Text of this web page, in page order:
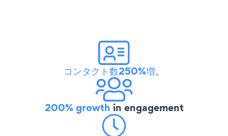
コンタクト数250%増。
200% growth in engagement